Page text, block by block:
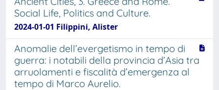
Social Life, Politics and Culture.
2024-01-01 Filippini, Alister
Anomalie dell’evergetismo in tempo di
guerra: i notabili della provincia d’Asia tra
arruolamenti e fiscalità d’emergenza al
tempo di Marco Aurelio.